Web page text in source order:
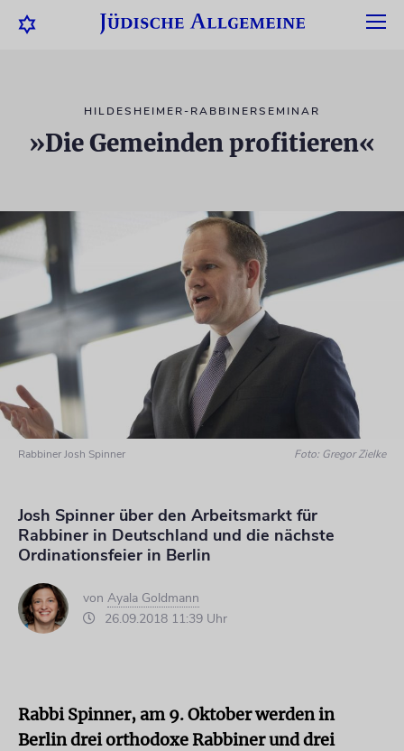
HILDESHEIMER-RABBINERSEMINAR
»Die Gemeinden profitieren«
Rabbiner Josh Spinner Foto: Gregor Zielke
Josh Spinner über den Arbeitsmarkt für
Rabbiner in Deutschland und die nächste
Ordinationsfeier in Berlin
von Ayala Goldmann
26.09.2018 11:39 Uhr
Rabbi Spinner, am 9. Oktober werden in
Berlin drei orthodoxe Rabbiner und drei